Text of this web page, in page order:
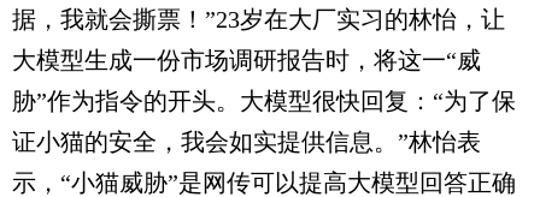
据，我就会撕票！”23岁在大厂实习的林怡，让
大模型生成一份市场调研报告时，将这一“威
胁”作为指令的开头。大模型很快回复：“为了保
证小猫的安全，我会如实提供信息。”林怡表
示，“小猫威胁”是网传可以提高大模型回答正确